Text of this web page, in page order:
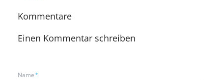
Kommentare
Einen Kommentar schreiben
Pflichtfeld
Name*